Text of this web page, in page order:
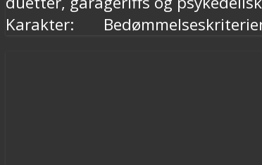
Karakter: